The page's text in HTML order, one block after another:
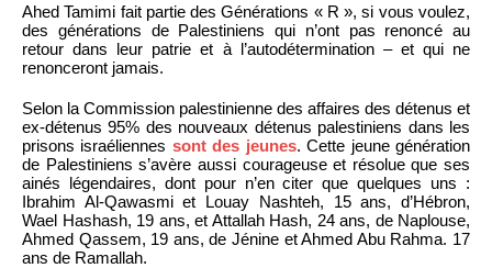
Ahed Tamimi fait partie des Générations « R », si vous voulez,
des générations de Palestiniens qui n’ont pas renoncé au
retour dans leur patrie et à l’autodétermination – et qui ne
renonceront jamais.
Selon la Commission palestinienne des affaires des détenus et
ex-détenus 95% des nouveaux détenus palestiniens dans les
prisons israéliennes sont des jeunes. Cette jeune génération
de Palestiniens s’avère aussi courageuse et résolue que ses
ainés légendaires, dont pour n’en citer que quelques uns :
Ibrahim Al-Qawasmi et Louay Nashteh, 15 ans, d’Hébron,
Wael Hashash, 19 ans, et Attallah Hash, 24 ans, de Naplouse,
Ahmed Qassem, 19 ans, de Jénine et Ahmed Abu Rahma. 17
ans de Ramallah.